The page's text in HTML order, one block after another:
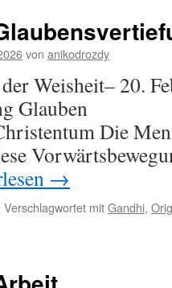
Vegetarismus
von anikodrozdy
Weisheit– 20.
Die
→
Verschlagwortet mitGandhi,